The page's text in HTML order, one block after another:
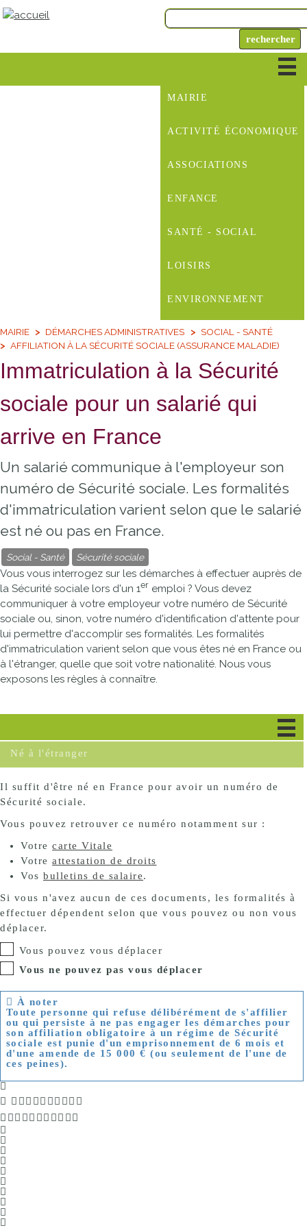
MAIRIE
ACTIVITÉ ÉCONOMIQUE
ASSOCIATIONS
ENFANCE
SANTÉ - SOCIAL
LOISIRS
ENVIRONNEMENT
MAIRIE DÉMARCHES ADMINISTRATIVES
SOCIAL - SANTÉ
AFFILIATION À LA SÉCURITÉ SOCIALE (ASSURANCE MALADIE)
Immatriculation à la Sécurité
sociale pour un salarié qui
arrive en France
Un salarié communique à l'employeur son
numéro de Sécurité sociale. Les formalités
d'immatriculation varient selon que le salarié
est né ou pas en France.
Social - Santé Sécurité sociale
Vous vous interrogez sur les démarches à effectuer auprès de
la Sécurité sociale lors d'un 1er emploi ? Vous devez
communiquer à votre employeur votre numéro de Sécurité
sociale ou, sinon, votre numéro d'identification d'attente pour
lui permettre d'accomplir ses formalités. Les formalités
d'immatriculation varient selon que vous êtes né en France ou
à l'étranger, quelle que soit votre nationalité. Nous vous
exposons les règles à connaître.
Né à l'étranger
Il suffit d'être né en France pour avoir un numéro de
Sécurité sociale.
Vous pouvez retrouver ce numéro notamment sur :
Votre carte Vitale
Votre attestation de droits
Vos bulletins de salaire.
Si vous n'avez aucun de ces documents, les formalités à
effectuer dépendent selon que vous pouvez ou non vous
déplacer.
Vous pouvez vous déplacer
Vous ne pouvez pas vous déplacer
À noter
Toute personne qui refuse délibérément de s'affilier
ou qui persiste à ne pas engager les démarches pour
son affiliation obligatoire à un régime de Sécurité
sociale est punie d'un emprisonnement de 6 mois et
d'une amende de 15 000 € (ou seulement de l'une de
ces peines).